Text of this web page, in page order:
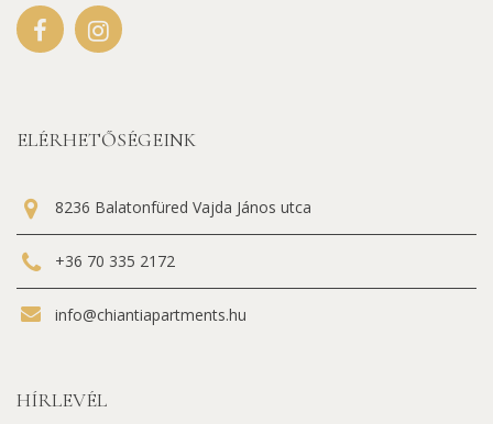
ELÉRHETŐSÉGEINK
8236 Balatonfüred Vajda János utca
+36 70 335 2172
info@chiantiapartments.hu
HÍRLEVÉL